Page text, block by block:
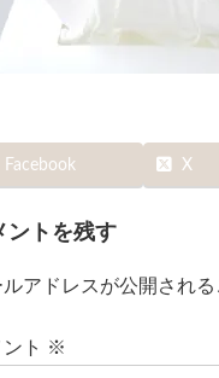
Facebook X
ントを残す
ルアドレスが公開される
ト ※